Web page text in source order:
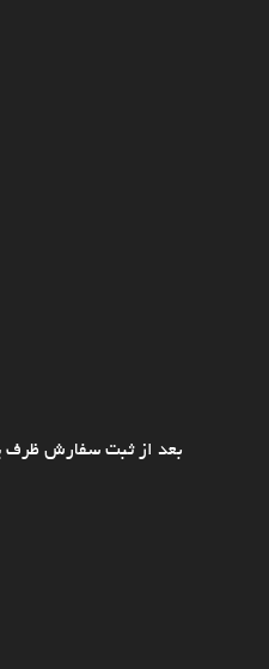
بعد از ثبت سفارش ظرف